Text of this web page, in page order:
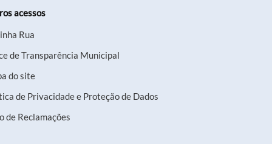
acessos
Rua
de Transparência Municipal
do site
de Privacidade e Proteção de Dados
de Reclamações